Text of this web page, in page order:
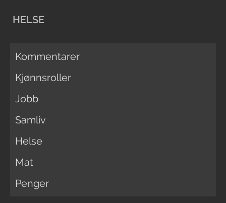
HELSE
Kommentarer
Kjønnsroller
Jobb
Samliv
Helse
Mat
Penger